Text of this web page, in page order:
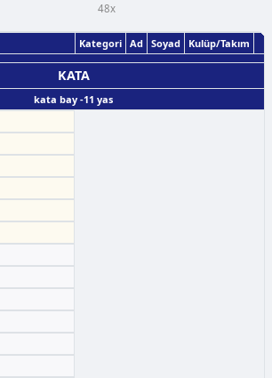
48x
Kategori Ad Soyad Kulüp/Takım
KATA
kata bay -11 yas